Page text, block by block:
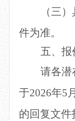
（三
件为准。
五、报
请各潜
于2026年5月
的回复文件